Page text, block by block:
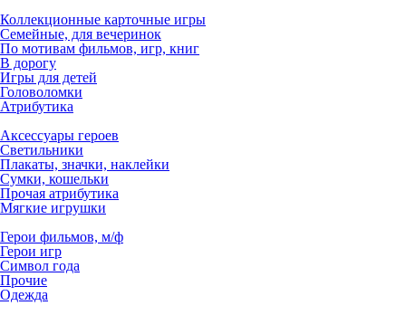
Коллекционные карточные игры
Семейные, для вечеринок
По мотивам фильмов, игр, книг
В дорогу
Игры для детей
Головоломки
Атрибутика
Аксессуары героев
Светильники
Плакаты, значки, наклейки
Сумки, кошельки
Прочая атрибутика
Мягкие игрушки
Герои фильмов, м/ф
Герои игр
Символ года
Прочие
Одежда